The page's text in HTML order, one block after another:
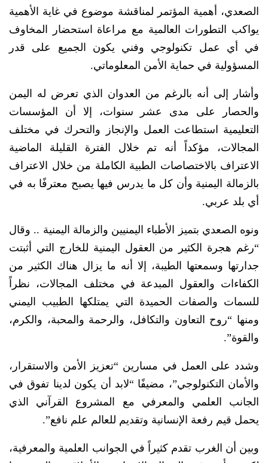
الصعدي، أهمية المؤتمر لمناقشة موضوع في غاية الأهمية
يواكب التطورات العالمية مع مراعاة استحضار المخاوف
في أي عمل تكنولوجي وفني يكون الجميع على قدر
المسؤولية في حماية الأمن المعلوماتي.
وأشار إلى أنه بالرغم من العدوان الذي تعرض له اليمن
والحصار على مدى عشر سنوات، إلا أن المؤسسات
التعليمية استطاعت العمل والإنجاز والتحرك في مختلف
المجالات، مؤكداً أنه تم خلال الفترة القليلة الماضية
الاعتراف بالاختصاصات الطبية الكاملة من خلال الاعتراف
بالزمالة اليمنية وأن كل ما يدرس فيها يصبح معترفًا به في
أي بلد عربي.
ونوه الصعدي بتميز الأطباء اليمنيين والزمالة اليمنية .. وقال
“رغم هجرة الكثير من العقول اليمنية للخارج التي أثبتت
جدارتها وسمعتها الطيبة، إلا أنه ما يزال هناك الكثير من
الكفاءات والعقول المبدعة في مختلف المجالات، نظراً
للسمات والصفات الحميدة التي يمتلكها الطبيب اليمني
ومنها “روح التعاون والتكافل، والرحمة والمحبة، والكرم،
والقوة”.
وشدد على العمل في مسارين “تعزيز الأمن والاستقرار،
والأمان التكنولوجي”، مضيفًا “لابد أن يكون لدينا تفوق في
الجانب العلمي والمعرفي مع المشروع القرآني الذي
يحمل قيم رفعة الإنسانية وتقديم للعالم علم نافع”.
وبين أن الغرب تقدم كثيراً في الجوانب العلمية والمعرفية،